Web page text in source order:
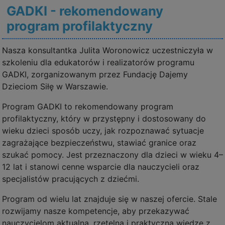
GADKI - rekomendowany
program profilaktyczny
Nasza konsultantka Julita Woronowicz uczestniczyła w
szkoleniu dla edukatorów i realizatorów programu
GADKI, zorganizowanym przez Fundację Dajemy
Dzieciom Siłę w Warszawie.
Program GADKI to rekomendowany program
profilaktyczny, który w przystępny i dostosowany do
wieku dzieci sposób uczy, jak rozpoznawać sytuacje
zagrażające bezpieczeństwu, stawiać granice oraz
szukać pomocy. Jest przeznaczony dla dzieci w wieku 4–
12 lat i stanowi cenne wsparcie dla nauczycieli oraz
specjalistów pracujących z dziećmi.
Program od wielu lat znajduje się w naszej ofercie. Stale
rozwijamy nasze kompetencje, aby przekazywać